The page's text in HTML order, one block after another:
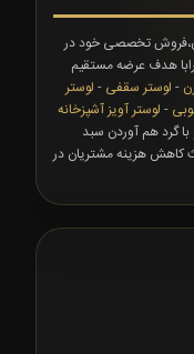
تخصصی خود در
هدف عرضه مستقیم
- لوستر سقفی - لوستر
- لوستر آویز آشپزخانه
با گرد هم آوردن سبد
کاهش هزینه مشتریان در